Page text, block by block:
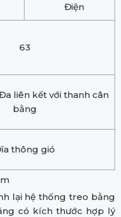
Điện
63
liên kết với thanh cân
bằng
thông gió
lại hệ thống treo bằng
có kích thước hợp lý